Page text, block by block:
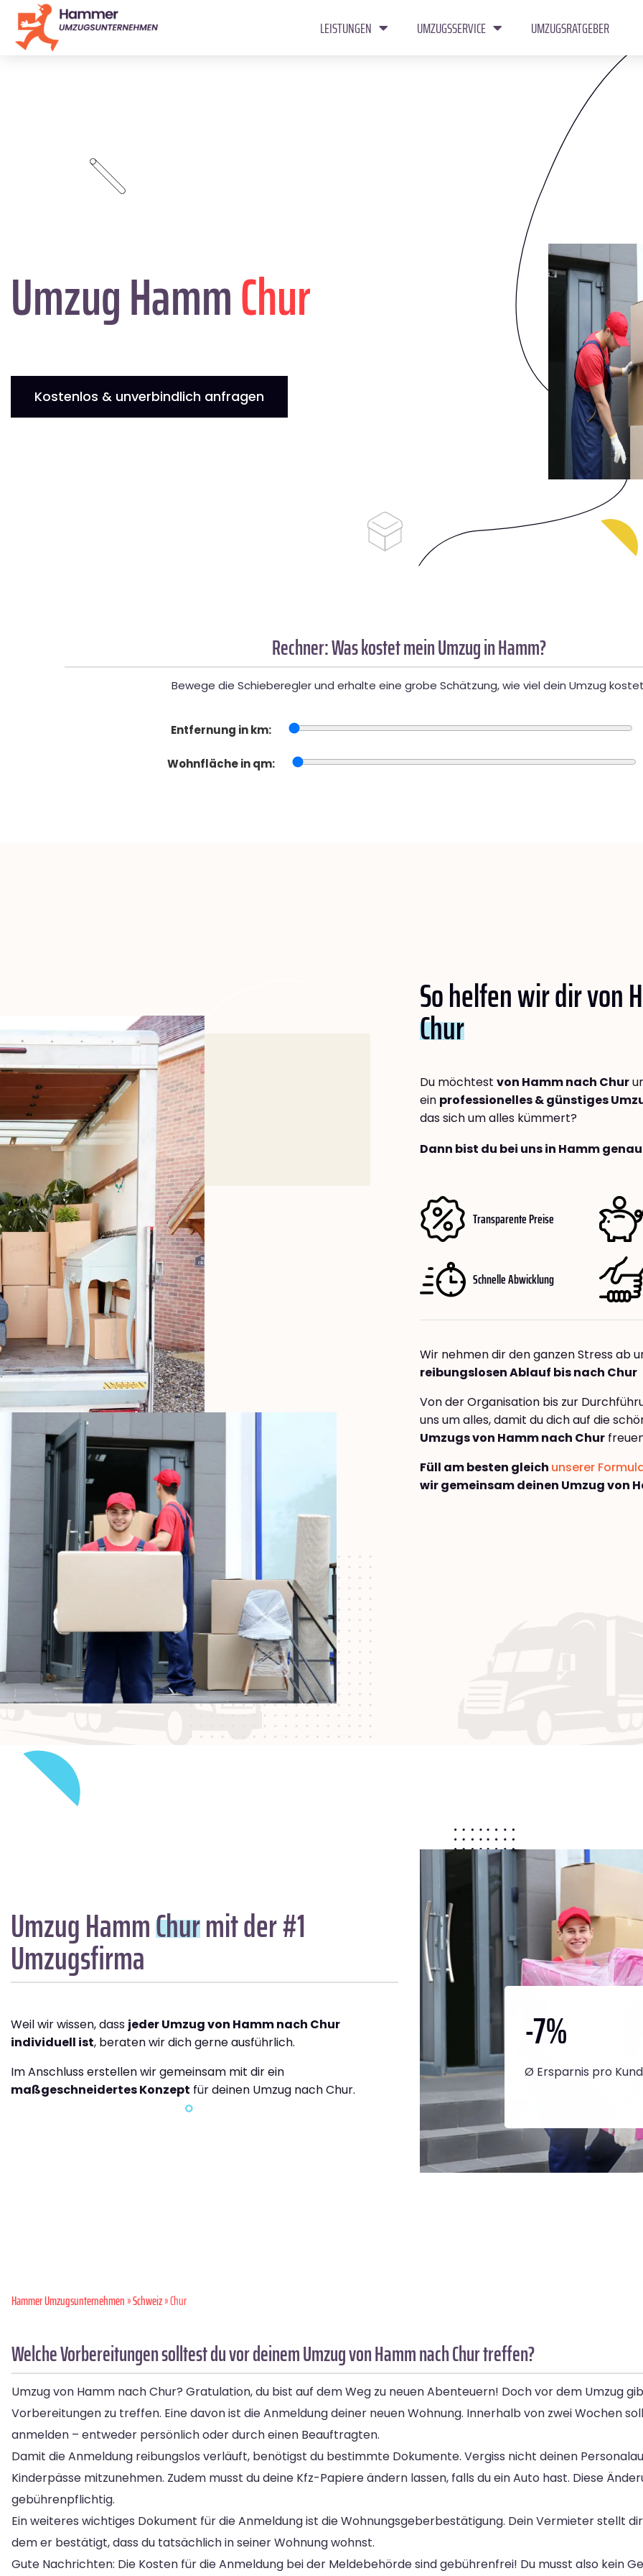
LEISTUNGEN UMZUGSSERVICE UMZUGSRATGEBER
Umzug HammChur
Kostenlos & unverbindlich anfragen
Rechner: Was kostet mein Umzug in Hamm?
Bewege die Schieberegler und erhalte eine grobe Schätzung, wie viel dein Umzug
Entfernung in km:
Wohnfläche in qm:
So helfen wir dir von
Chur
Du möchtest von Hamm nach Chur
ein professionelles & günstiges
das sich um alles kümmert?
Dann bist du bei uns in Hamm
Transparente Preise
Schnelle Abwicklung
Wir nehmen dir den ganzen Stress ab
reibungslosen Ablauf bis nach Chur
Von der Organisation bis zur
uns um alles, damit du dich auf die
Umzugs von Hamm nach Chur
Füll am besten gleich unserer
wir gemeinsam deinen Umzug von
Umzug HammChurmit der #1
Umzugsfirma
Weil wir wissen, dass jeder Umzug von Hamm nach Chur
individuell ist, beraten wir dich gerne ausführlich.
Im Anschluss erstellen wir gemeinsam mit dir ein
maßgeschneidertes Konzept für deinen Umzug nach Chur.
-7%
Ø Ersparnis pro
Hammer Umzugsunternehmen»Schweiz» Chur
Welche Vorbereitungen solltest du vor deinem Umzug von Hamm nach Chur treffen?
Umzug von Hamm nach Chur? Gratulation, du bist auf dem Weg zu neuen Abenteuern! Doch vor dem Umzug
Vorbereitungen zu treffen. Eine davon ist die Anmeldung deiner neuen Wohnung. Innerhalb von zwei Wochen
anmelden – entweder persönlich oder durch einen Beauftragten.
Damit die Anmeldung reibungslos verläuft, benötigst du bestimmte Dokumente. Vergiss nicht deinen
Kinderpässe mitzunehmen. Zudem musst du deine Kfz-Papiere ändern lassen, falls du ein Auto hast. Diese
gebührenpflichtig.
Ein weiteres wichtiges Dokument für die Anmeldung ist die Wohnungsgeberbestätigung. Dein Vermieter stellt
dem er bestätigt, dass du tatsächlich in seiner Wohnung wohnst.
Gute Nachrichten: Die Kosten für die Anmeldung bei der Meldebehörde sind gebührenfrei! Du musst also kein